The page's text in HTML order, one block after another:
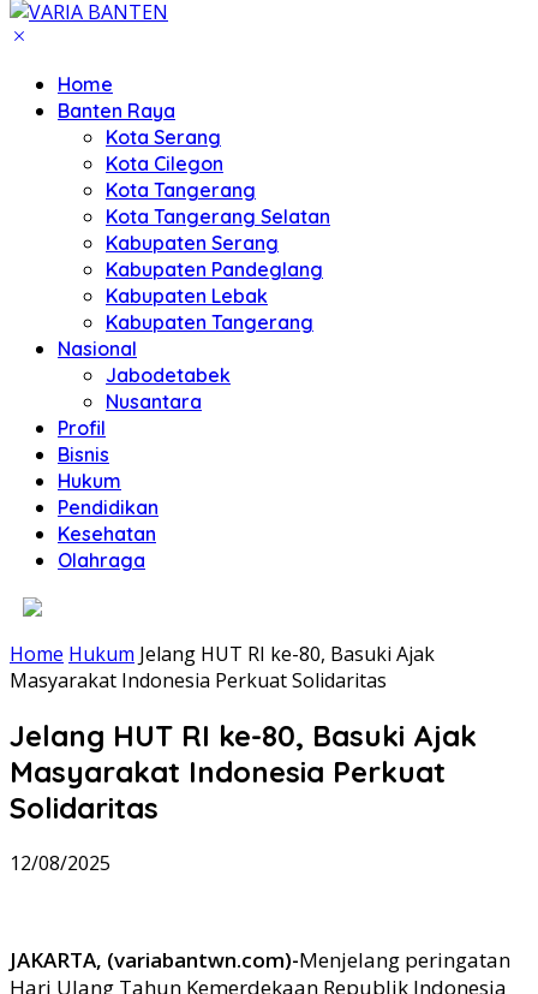
Home
Banten Raya
Kota Serang
Kota Cilegon
Kota Tangerang
Kota Tangerang Selatan
Kabupaten Serang
Kabupaten Pandeglang
Kabupaten Lebak
Kabupaten Tangerang
Nasional
Jabodetabek
Nusantara
Profil
Bisnis
Hukum
Pendidikan
Kesehatan
Olahraga
Home Hukum Jelang HUT RI ke-80, Basuki Ajak
Masyarakat Indonesia Perkuat Solidaritas
Jelang HUT RI ke-80, Basuki Ajak
Masyarakat Indonesia Perkuat
Solidaritas
12/08/2025
JAKARTA, (variabantwn.com)-Menjelang peringatan
Hari Ulang Tahun Kemerdekaan Republik Indonesia